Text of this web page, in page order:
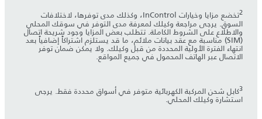
2 تخضع مزايا وخيارات InControl، وكذلك مدى توفرها، لاختلافات
السوق. يرجى مراجعة وكيلك لمعرفة مدى التوفر في سوقك المحلي
والاطلاع على الشروط الكاملة. تتطلب بعض المزايا وجود شريحة اتصال
(SIM) مناسبة مع عقد بيانات ملائم، ما قد يستلزم اشتراكاً إضافياً بعد
انتهاء الفترة الأولية المحددة من قبل وكيلك. ولا يمكن ضمان توفر
الاتصال عبر الهاتف المحمول في جميع المواقع.
3كابل شحن المركبة الكهربائية متوفر في أسواق محددة فقط. يرجى
استشارة وكيلك المحلي.